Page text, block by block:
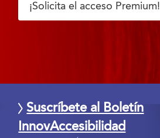
¡Solicita el acceso Premium!
Suscríbete al Boletín
InnovAccesibilidad